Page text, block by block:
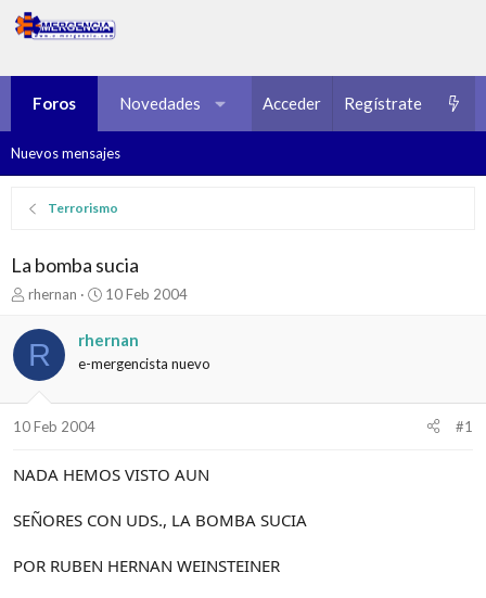
Foros Novedades Multimedia Recursos
Acceder Regístrate
Nuevos mensajes
Terrorismo
La bomba sucia
I
i
o
d
t
m
rhernan
F
h
a
i
o
10 Feb 2004
R rhernan
e-mergencista nuevo
10 Feb 2004 #1
NADA HEMOS VISTO AUN
SEÑORES CON UDS., LA BOMBA SUCIA
POR RUBEN HERNAN WEINSTEINER